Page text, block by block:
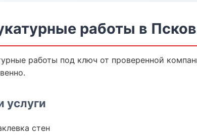
работы в Псков
работы под ключ от проверенной
услуги
стен